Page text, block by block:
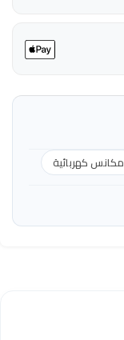
مكانس كهربائية